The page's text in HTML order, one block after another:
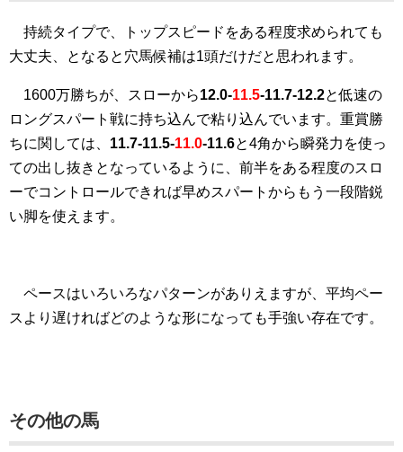
持続タイプで、トップスピードをある程度求められても
大丈夫、となると穴馬候補は1頭だけだと思われます。
1600万勝ちが、スローから12.0-11.5-11.7-12.2と低速の
ロングスパート戦に持ち込んで粘り込んでいます。重賞勝
ちに関しては、 11.7-11.5-11.0-11.6と4角から瞬発力を使っ
ての出し抜きとなっているように、前半をある程度のスロ
ーでコントロールできれば早めスパートからもう一段階鋭
い脚を使えます。
ペースはいろいろなパターンがありえますが、平均ペー
スより遅ければどのような形になっても手強い存在です。
その他の馬